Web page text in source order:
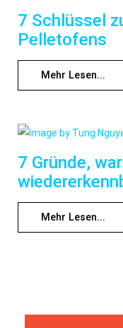
7 Schlüssel
Pelletofens
Mehr Lesen...
7 Gründe,
Mehr Lesen...